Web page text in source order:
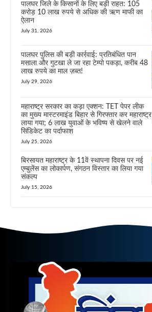
पालघर जिले के किसानों के लिए बड़ी राहत: 105
करोड़ 10 लाख रुपये से अधिक की ऋण माफी का
ऐलान
July 31, 2026
पालघर पुलिस की बड़ी कार्रवाई: प्रतिबंधित पान
मसाला और गुटखा ले जा रहा टेम्पो पकड़ा, करीब 48
लाख रुपये का माल ज़ब्त!
July 29, 2026
महाराष्ट्र सरकार का कड़ा एक्शन: TET पेपर लीक
का मुख्य मास्टरमाइंड बिहार से गिरफ्तार कर महाराष्ट्र
लाया गया; 6 लाख युवाओं के भविष्य से खेलने वाले
सिंडिकेट का पर्दाफाश
July 25, 2026
बिरसायत महाराष्ट्र के 11वें स्थापना दिवस पर नई
एम्बुलेंस का लोकार्पण, संगठन विस्तार का लिया गया
संकल्प
July 15, 2026